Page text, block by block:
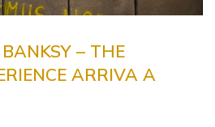
– THE
ARRIVA A